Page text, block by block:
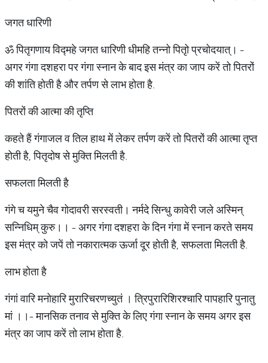
जगत धारिणी
ॐ पितृगणाय विद्महे जगत धारिणी धीमहि तन्नो पितृो प्रचोदयात्। -
अगर गंगा दशहरा पर गंगा स्नान के बाद इस मंत्र का जाप करें तो पितरों
की शांति होती है और तर्पण से लाभ होता है.
पितरों की आत्मा की तृप्ति
कहते हैं गंगाजल व तिल हाथ में लेकर तर्पण करें तो पितरों की आत्मा तृप्त
होती है, पितृदोष से मुक्ति मिलती है.
सफलता मिलती है
गंगे च यमुने चैव गोदावरी सरस्वती। नर्मदे सिन्धु कावेरी जले अस्मिन्
सन्निधिम् कुरु।। - अगर गंगा दशहरा के दिन गंगा में स्नान करते समय
इस मंत्र को जपें तो नकारात्मक ऊर्जा दूर होती है, सफलता मिलती है.
लाभ होता है
गंगां वारि मनोहारि मुरारिचरणच्युतं । त्रिपुरारिशिरश्चारि पापहारि पुनातु
मां ।।- मानसिक तनाव से मुक्ति के लिए गंगा स्नान के समय अगर इस
मंत्र का जाप करें तो लाभ होता है.